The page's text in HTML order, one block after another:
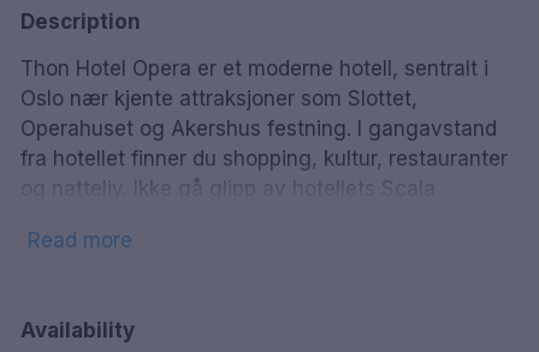
chair Lounge
flightSkytteltjeneste til/fra
flyplass
ev_stationLader for elbil
Description
Thon Hotel Opera er et moderne hotell, sentralt i
Oslo nær kjente attraksjoner som Slottet,
Operahuset og Akershus festning. I gangavstand
fra hotellet finner du shopping, kultur, restauranter
og natteliv. Ikke gå glipp av hotellets Scala
kvelden i hotellbaren som spesialiserer seg på gin.
en frokostbuffé på hotellet.
Read more
Availability